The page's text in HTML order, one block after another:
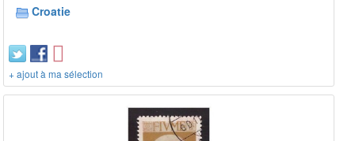
Croatie
+ ajout à ma sélection